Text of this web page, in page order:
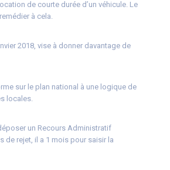
de courte durée d’un véhicule. Le
à cela.
2018, vise à donner davantage de
sur le plan national à une logique de
locales.
un Recours Administratif
de rejet, il a 1 mois pour saisir la